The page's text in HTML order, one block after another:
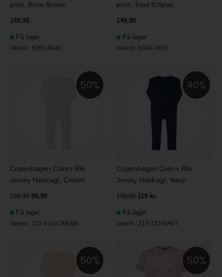
print, Rose Brown
149,95
På lager
Varenr.: 6385-6940
print, Total Eclipse
149,95
På lager
Varenr.: 6390-7850
50
Copenhagen Colors Rib
Jersey Heldragt, Cream
199,9599,98
På lager
Varenr.: 215-133-CREAM
40
Copenhagen Colors Rib
Jersey Heldragt, Navy
199,95119 kr.
På lager
Varenr.: 215-133-NAVY
50 50